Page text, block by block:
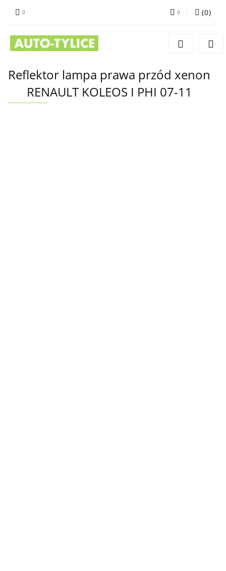
Zaloguj się
Dodaj zgłoszenie
(0)
Reflektor lampa prawa przód xenon
RENAULT KOLEOS I PHI 07-11